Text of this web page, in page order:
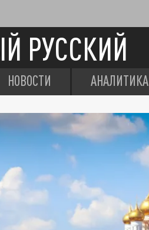
РУССКИЙ
НОВОСТИ АНАЛИТИКА